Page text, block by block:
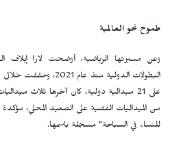
طموح نحو العالمية
وعن مسيرتها الرياضية، أوضحت لارا إيلاف
على 21 ميدالية دولية، كان آخرها ثلاث
من الميداليات الفضية على الصعيد المحلي، مؤكدة
للنساء في السباحة" مسجلة باسمها.